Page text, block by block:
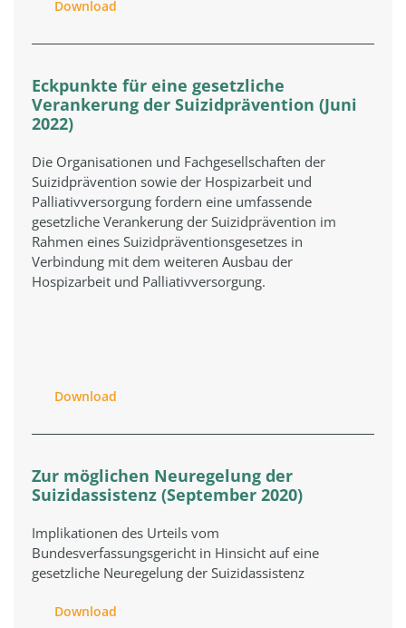
Download
Eckpunkte für eine gesetzliche
Verankerung der Suizidprävention (Juni
2022)
Die Organisationen und Fachgesellschaften der
Suizidprävention sowie der Hospizarbeit und
Palliativversorgung fordern eine umfassende
gesetzliche Verankerung der Suizidprävention im
Rahmen eines Suizidpräventionsgesetzes in
Verbindung mit dem weiteren Ausbau der
Hospizarbeit und Palliativversorgung.
Download
Zur möglichen Neuregelung der
Suizidassistenz (September 2020)
Implikationen des Urteils vom
Bundesverfassungsgericht in Hinsicht auf eine
gesetzliche Neuregelung der Suizidassistenz
Download